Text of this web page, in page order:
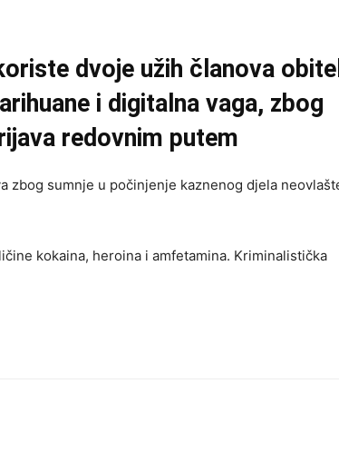
dvoje užih članova
i digitalna vaga, zbog
redovnim putem
sumnje u počinjenje kaznenog djela
kokaina, heroina i amfetamina. Kriminalistička